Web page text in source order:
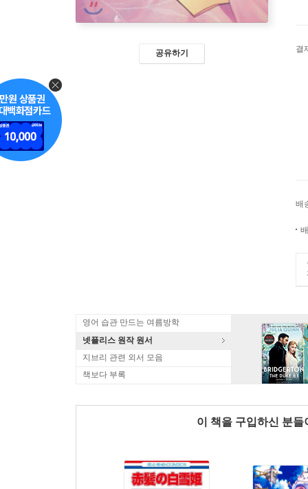
공유하기 결
배
영어 습관 만드는 여름방학
넷플리스 원작 원서
지브리 관련 외서 모음
책보다 부록
이 책을 구입하신 분